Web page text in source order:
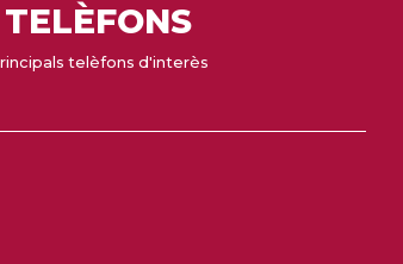
TELÈFONS
telèfons d'interès